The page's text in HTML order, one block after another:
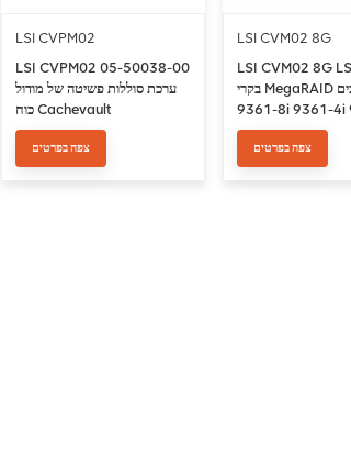
LSI CVPM02
LSI CVPM02 05-50038-00
ערכת סוללות פשיטה של מודול
כוח Cachevault
צפה בפרטים
LSI CVM02 8G
LSI CVM02 8G
בקרי MegaRAID נתמכים LSI
9361-8i 9361-4i
9380-4i4e
צפה בפרטים